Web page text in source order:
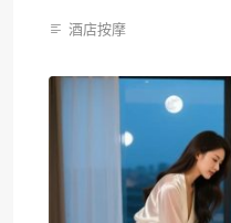
酒店按摩